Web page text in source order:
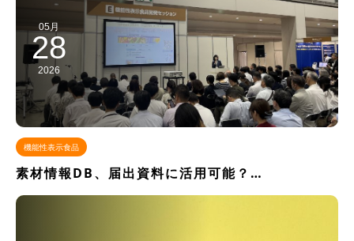
05月
28
2026
機能性表示食品
素材情報DB、届出資料に活用可能？…